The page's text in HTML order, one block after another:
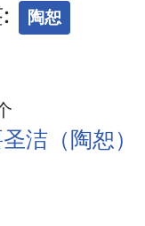
陶恕
洁（陶恕）